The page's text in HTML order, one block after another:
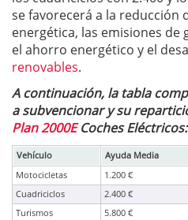
se favorecerá a la reducción
energética, las emisiones de
el ahorro energético y el
renovables.
A continuación, la tabla
a subvencionar y su
Plan 2000ECoches Eléctricos:
Vehículo Ayuda Media
Motocicletas
1.200 €
Cuadriciclos
2.400 €
Turismos
5.800 €